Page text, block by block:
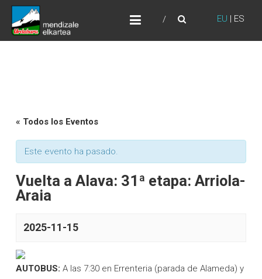
Skip
content
EU | ES
URDABURU
Grupo de Montaña
« Todos los Eventos
Este evento ha pasado.
Vuelta a Alava: 31ª etapa: Arriola-
Araia
2025-11-15
AUTOBUS: A las 7:30 en Errenteria (parada de Alameda) y